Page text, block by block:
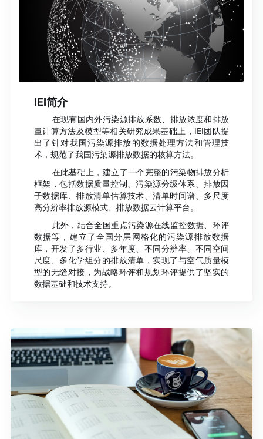
IEI简介
在现有国内外污染源排放系数、排放浓度和排放
量计算方法及模型等相关研究成果基础上，IEI团队提
出了针对我国污染源排放的数据处理方法和管理技
术，规范了我国污染源排放数据的核算方法。
在此基础上，建立了一个完整的污染物排放分析
框架，包括数据质量控制、污染源分级体系、排放因
子数据库、排放清单估算技术、清单时间谱、多尺度
高分辨率排放源模式、排放数据云计算平台。
此外，结合全国重点污染源在线监控数据、环评
数据等，建立了全国分层网格化的污染源排放数据
库，开发了多行业、多年度、不同分辨率、不同空间
尺度、多化学组分的排放清单，实现了与空气质量模
型的无缝对接，为战略环评和规划环评提供了坚实的
数据基础和技术支持。